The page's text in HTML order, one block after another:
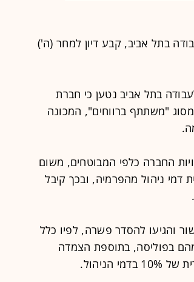
בתל אביב, קבע דיון למחר (ה')
הדין האזורי לעבודה בתל אביב נטען כי חברת
"משתתף ברווחים", המכונה
החברה כלפי המבוטחים, משום
דמי ניהול מהפרמיה, ובכך קיבל
והגיעו להסדר פשרה, לפיו כלל
שנגבו מהם בפוליסה, בתוספת הצמדה